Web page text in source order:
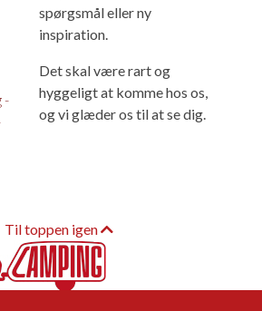
-
spørgsmål eller ny
inspiration.
Det skal være rart og
hyggeligt at komme hos os,
og vi glæder os til at se dig.
Til toppen igen